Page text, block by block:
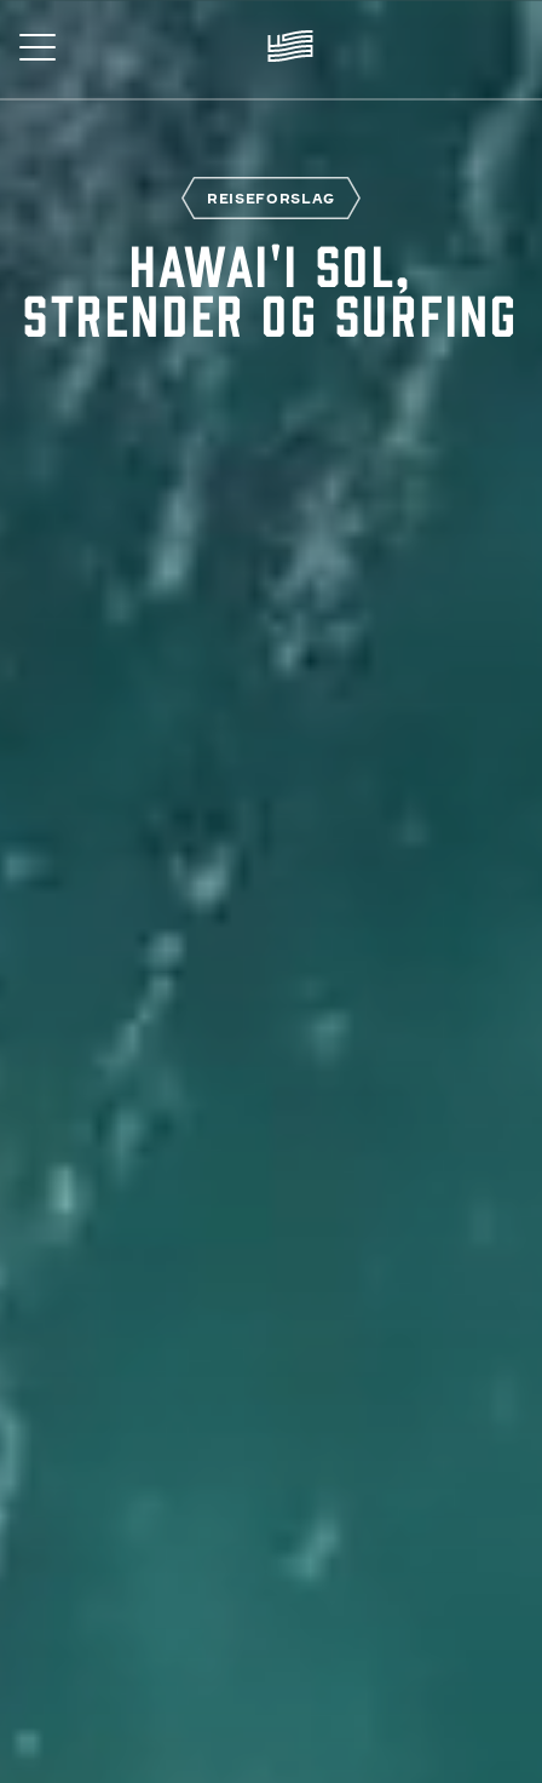
to
main
REISEFORSLAG
Hawai'i Sol,
strender og surfing